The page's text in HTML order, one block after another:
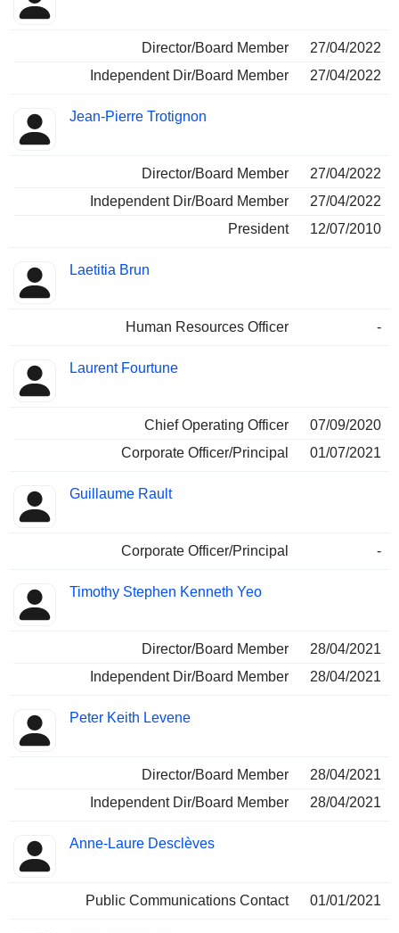
Director/Board Member
27/04/2022
Independent Dir/Board Member
27/04/2022
Jean-Pierre Trotignon
Director/Board Member
27/04/2022
Independent Dir/Board Member
27/04/2022
President
12/07/2010
Laetitia Brun
Human Resources Officer -
Laurent Fourtune
Chief Operating Officer
07/09/2020
Corporate Officer/Principal
01/07/2021
Guillaume Rault
Corporate Officer/Principal -
Timothy Stephen Kenneth Yeo
Director/Board Member
28/04/2021
Independent Dir/Board Member
28/04/2021
Peter Keith Levene
Director/Board Member
28/04/2021
Independent Dir/Board Member
28/04/2021
Anne-Laure Desclèves
Public Communications Contact 01/01/2021